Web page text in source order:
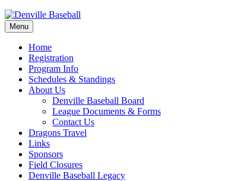
Menu
Home
Registration
Program Info
Schedules & Standings
About Us
Denville Baseball Board
League Documents & Forms
Contact Us
Dragons Travel
Links
Sponsors
Field Closures
Denville Baseball Legacy